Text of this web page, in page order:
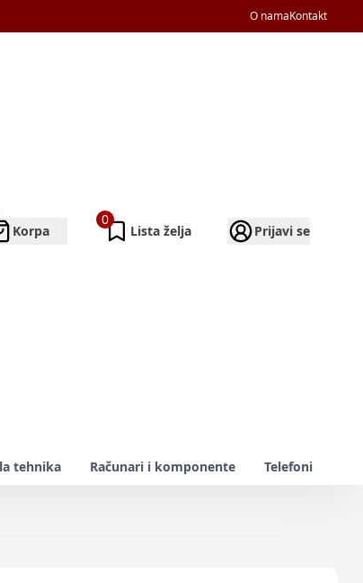
O namaKontakt
Korpa
0
Lista želja Prijavi se
tehnika Računari i komponente Telefoni